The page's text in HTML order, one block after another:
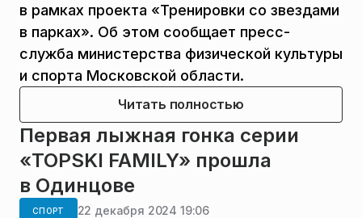
в рамках проекта «Тренировки со звездами
в парках». Об этом сообщает пресс-
служба министерства физической культуры
и спорта Московской области.
Читать полностью
Первая лыжная гонка серии
«TOPSKI FAMILY» прошла
в Одинцове
СПОРТ 22 декабря 2024 19:06